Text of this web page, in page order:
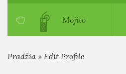
Mojito
Pradžia » Edit Profile